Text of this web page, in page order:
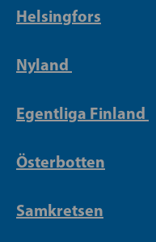
Helsingfors
Nyland
Egentliga Finland
Österbotten
Samkretsen